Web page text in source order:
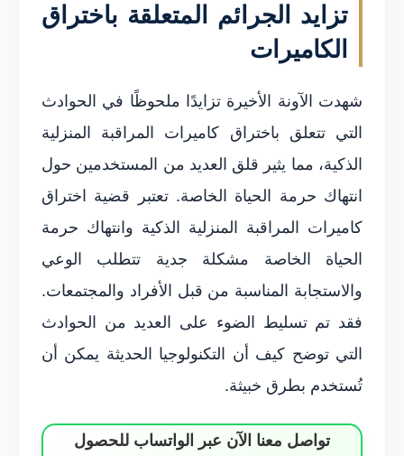
تزايد الجرائم المتعلقة باختراق
الكاميرات
شهدت الآونة الأخيرة تزايدًا ملحوظًا في الحوادث
التي تتعلق باختراق كاميرات المراقبة المنزلية
الذكية، مما يثير قلق العديد من المستخدمين حول
انتهاك حرمة الحياة الخاصة. تعتبر قضية اختراق
كاميرات المراقبة المنزلية الذكية وانتهاك حرمة
الحياة الخاصة مشكلة جدية تتطلب الوعي
والاستجابة المناسبة من قبل الأفراد والمجتمعات.
فقد تم تسليط الضوء على العديد من الحوادث
التي توضح كيف أن التكنولوجيا الحديثة يمكن أن
تُستخدم بطرق خبيثة.
تواصل معنا الآن عبر الواتساب للحصول